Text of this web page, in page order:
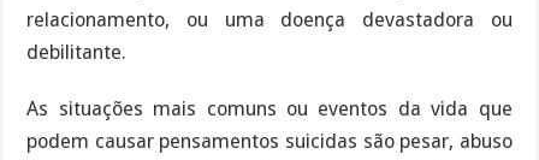
relacionamento, ou uma doença devastadora ou
debilitante.
As situações mais comuns ou eventos da vida que
podem causar pensamentos suicidas são pesar, abuso